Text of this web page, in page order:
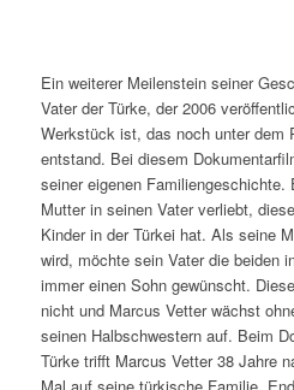
Ein weiterer Meilenstein seiner
Vater der Türke, der 2006
Werkstück ist, das noch unter dem
entstand. Bei diesem
seiner eigenen
Mutter in seinen Vater verliebt,
Kinder in der Türkei hat. Als seine
wird, möchte sein Vater die beiden
immer einen Sohn gewünscht.
nicht und Marcus Vetter wächst
seinen Halbschwestern auf. Beim
Türke trifft Marcus Vetter 38 Jahre